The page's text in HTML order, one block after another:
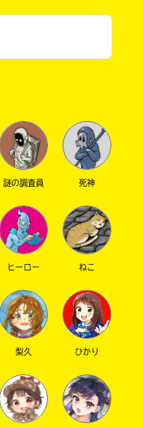
このマチのことを
もっと知りたい
キミに
謎の調査員 死神
ヒーロー ねこ
梨久 ひかり